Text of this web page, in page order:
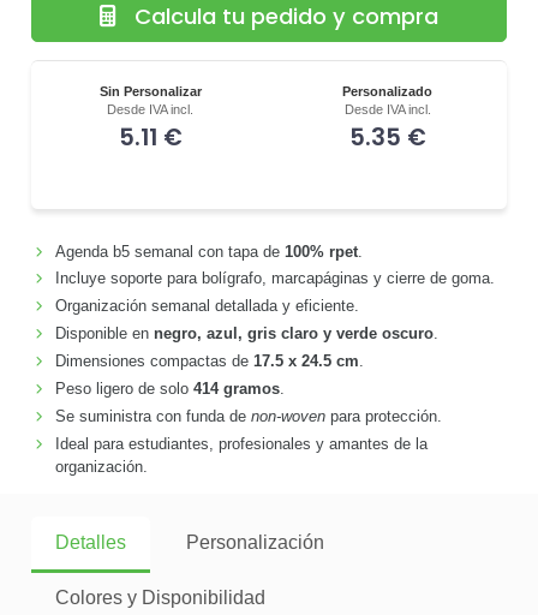
Sin Personalizar
Desde IVA incl.
5.11 €
Personalizado
Desde IVA incl.
5.35 €
Calcula tu pedido y compra
Agenda b5 semanal con tapa de 100% rpet.
Incluye soporte para bolígrafo, marcapáginas y cierre de goma.
Organización semanal detallada y eficiente.
Disponible en negro, azul, gris claro y verde oscuro.
Dimensiones compactas de 17.5 x 24.5 cm.
Peso ligero de solo 414 gramos.
Se suministra con funda de non-wovenpara protección.
Ideal para estudiantes, profesionales y amantes de la
organización.
Detalles Personalización
Colores y Disponibilidad